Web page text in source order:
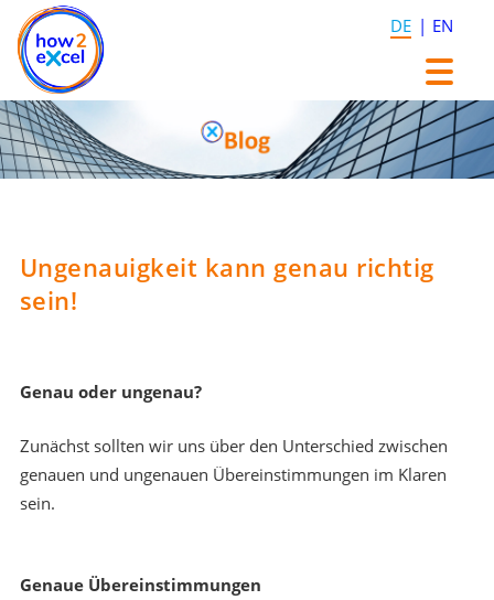
DE EN
Zum
Inhalt
springen
Zum
Inhalt
springen
Ungenauigkeit kann genau richtig
sein!
Genau oder ungenau?
Zunächst sollten wir uns über den Unterschied zwischen
genauen und ungenauen Übereinstimmungen im Klaren
sein.
Genaue Übereinstimmungen